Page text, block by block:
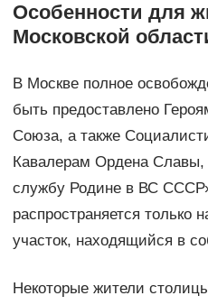
Особенности для
Московской
В Москве полное
быть предоставлено
Союза, а также
Кавалерам Ордена
службу Родине в ВС
распространяется только
участок, находящийся в
Некоторые жители